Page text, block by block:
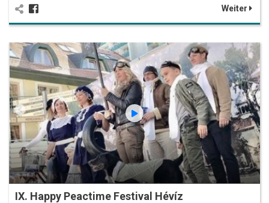
Weiter
IX. Happy Peactime Festival Hévíz